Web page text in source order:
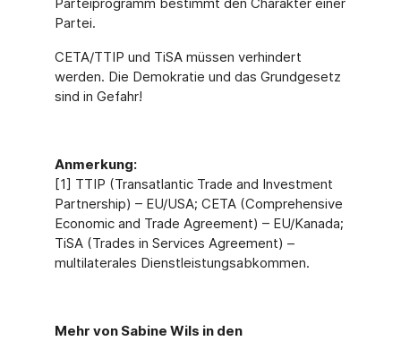
Partei.
CETA/TTIP und TiSA müssen verhindert
werden. Die Demokratie und das Grundgesetz
sind in Gefahr!
Anmerkung:
[1] TTIP (Transatlantic Trade and Investment
Partnership) – EU/USA; CETA (Comprehensive
Economic and Trade Agreement) – EU/Kanada;
TiSA (Trades in Services Agreement) –
multilaterales Dienstleistungsabkommen.
Mehr von Sabine Wils in den